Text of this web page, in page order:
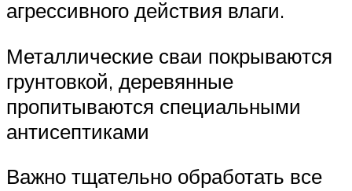
агрессивного действия влаги.
Металлические сваи покрываются
грунтовкой, деревянные
пропитываются специальными
антисептиками
Важно тщательно обработать все